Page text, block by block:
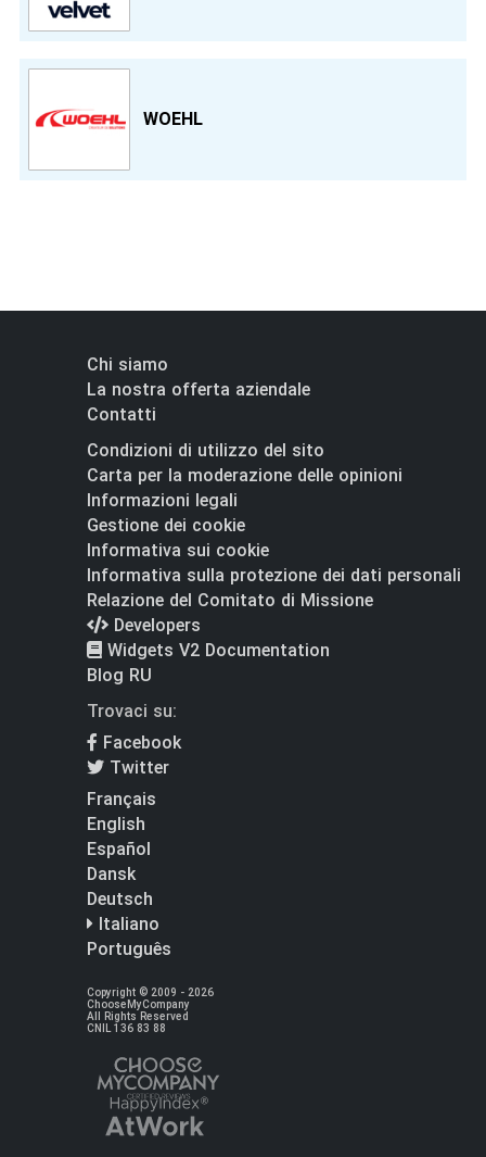
WOEHL
Chi siamo
La nostra offerta aziendale
Contatti
Condizioni di utilizzo del sito
Carta per la moderazione delle opinioni
Informazioni legali
Gestione dei cookie
Informativa sui cookie
Informativa sulla protezione dei dati personali
Relazione del Comitato di Missione
Developers
Widgets V2 Documentation
Blog RU
Trovaci su:
Facebook
Twitter
Français
English
Español
Dansk
Deutsch
Italiano
Português
Copyright © 2009 - 2026
ChooseMyCompany
All Rights Reserved
CNIL 136 83 88